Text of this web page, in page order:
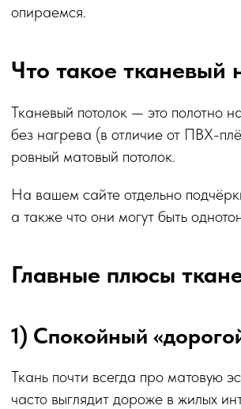
опираемся.
Что такое тканевый
Тканевый потолок — это полотно
без нагрева (в отличие от ПВХ-
ровный матовый потолок.
На вашем сайте отдельно
а также что они могут быть
Главные плюсы
1) Спокойный
Ткань почти всегда про матовую
часто выглядит дороже в жилых